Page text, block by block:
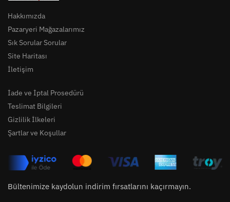
Hakkımızda
Pazaryeri Mağazalarımız
Sık Sorular Sorular
Site Haritası
İletişim
İade ve İptal Prosedürü
Teslimat Bilgileri
Gizlilik İlkeleri
Şartlar ve Koşullar
Bültenimize kaydolun indirim fırsatlarını kaçırmayın.